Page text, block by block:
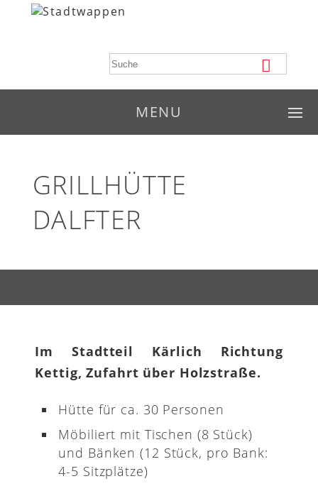
MENU
GRILLHÜTTE
DALFTER
Im Stadtteil Kärlich Richtung
Kettig, Zufahrt über Holzstraße.
Hütte für ca. 30 Personen
Möbiliert mit Tischen (8 Stück)
und Bänken (12 Stück, pro Bank:
4-5 Sitzplätze)